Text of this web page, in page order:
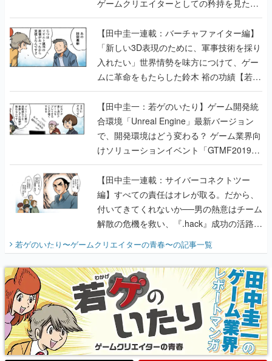
ゲームクリエイターとしての矜持を見た
【若ゲのいたり最終回】
【田中圭一連載：バーチャファイター編】
「新しい3D表現のために、軍事技術を採り
入れたい」世界情勢を味方につけて、ゲー
ムに革命をもたらした鈴木 裕の功績【若ゲ
のいたり】
【田中圭一：若ゲのいたり】ゲーム開発統
合環境「Unreal Engine」最新バージョン
で、開発環境はどう変わる？ ゲーム業界向
けソリューションイベント「GTMF2019」
に行って、より理解を深めよう【PR】
【田中圭一連載：サイバーコネクトツー
編】すべての責任はオレが取る。だから、
付いてきてくれないか──男の熱意はチーム
解散の危機を救い、『.hack』成功の活路を
『少年ジャンプ』色だった【若ゲのいた
り】
若ゲのいたり〜ゲームクリエイターの青春〜の記事一覧